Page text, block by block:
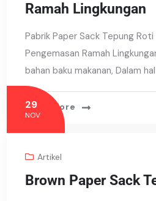
Ramah Lingkungan
Pabrik Paper Sack Tepung
Pengemasan Ramah
bahan baku makanan, Dalam
Read More
29
NOV
Artikel
Brown Paper Sack